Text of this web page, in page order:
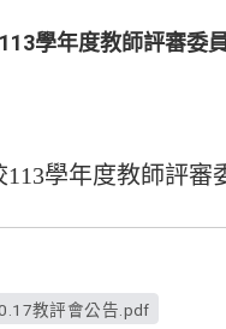
學年度教師評審委
113學年度教師評審
教評會公告.pdf